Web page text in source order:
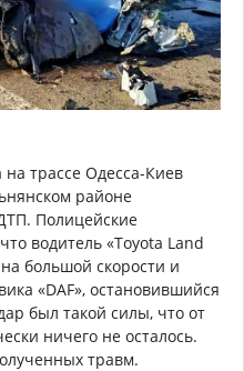
на трассе Одесса-Киев
районе
Полицейские
водитель «Toyota Land
большой скорости и
«DAF», остановившийся
был такой силы, что от
ничего не осталось.
травм.